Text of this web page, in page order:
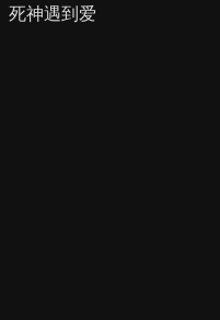
死神遇到爱